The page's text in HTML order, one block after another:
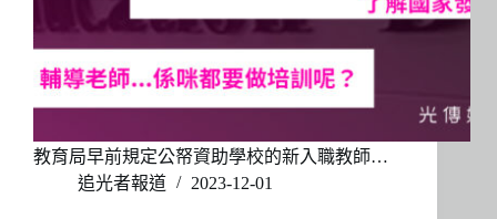
教育局早前規定公帑資助學校的新入職教師…
追光者報道
2023-12-01